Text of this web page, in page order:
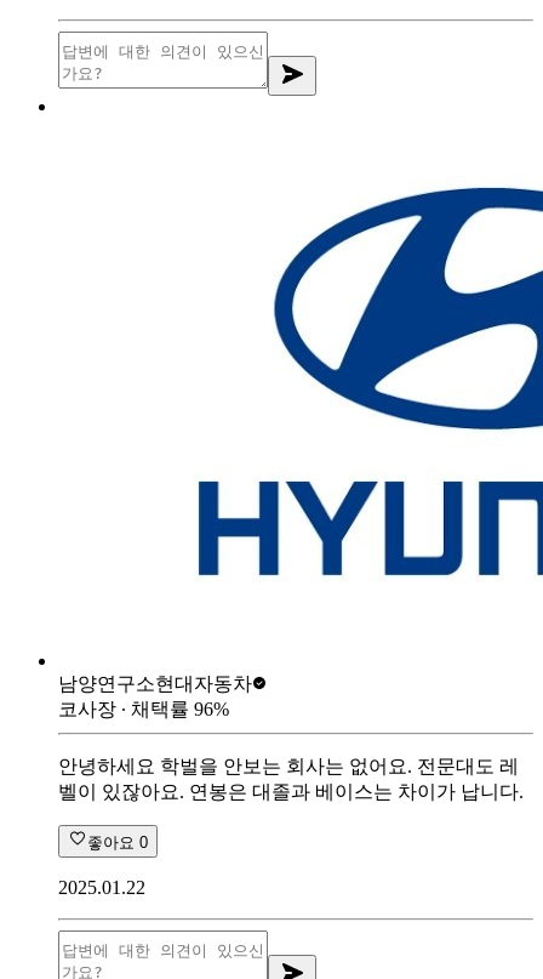
남양연구소현대자동차
코사장 ∙ 채택률 96%
안녕하세요 학벌을 안보는 회사는 없어요. 전문대도 레
벨이 있잖아요. 연봉은 대졸과 베이스는 차이가 납니다.
좋아요 0
2025.01.22